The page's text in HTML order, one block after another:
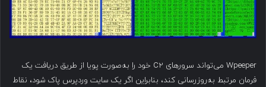
Wpeeper می‌تواند سرورهای C2 خود را به‌صورت پویا از طریق دریافت یک
فرمان مرتبط به‌روزرسانی کند، بنابراین اگر یک سایت وردپرس پاک شود، نقاط